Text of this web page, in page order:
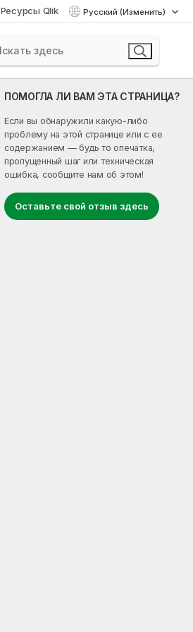
Ресурсы Qlik Русский (Изменить)
ПОМОГЛА ЛИ ВАМ ЭТА СТРАНИЦА?
Если вы обнаружили какую-либо
проблему на этой странице или с ее
содержанием — будь то опечатка,
пропущенный шаг или техническая
ошибка, сообщите нам об этом!
Оставьте свой отзыв здесь